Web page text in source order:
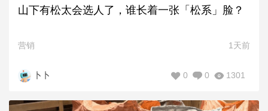
山下有松太会选人了，谁长着一张「松系」脸？
营销 1天前
卜卜 1301
0
0